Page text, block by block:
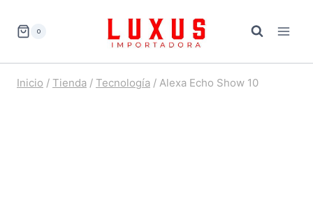
0
Inicio / Tienda / Tecnología / Alexa Echo Show 10